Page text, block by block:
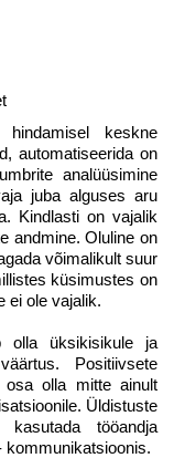
hindamisel keskne
automatiseerida on
analüüsimine
juba alguses aru
Kindlasti on vajalik
andmine. Oluline on
võimalikult suur
küsimustes on
ei ole vajalik.
olla üksikisikule ja
Positiivsete
olla mitte ainult
Üldistuste
tööandja
kommunikatsioonis.